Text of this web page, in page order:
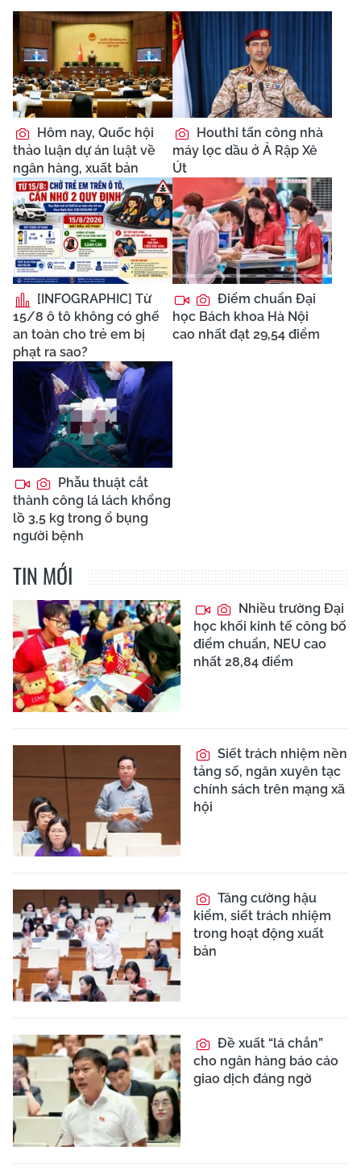
Hôm nay, Quốc hội
thảo luận dự án luật về
ngân hàng, xuất bản
Houthi tấn công nhà
máy lọc dầu ở Ả Rập Xê
Út
[INFOGRAPHIC] Từ
15/8 ô tô không có ghế
an toàn cho trẻ em bị
phạt ra sao?
Điểm chuẩn Đại
học Bách khoa Hà Nội
cao nhất đạt 29,54 điểm
Phẫu thuật cắt
thành công lá lách khổng
lồ 3,5 kg trong ổ bụng
người bệnh
TIN MỚI
Nhiều trường Đại
học khối kinh tế công bố
điểm chuẩn, NEU cao
nhất 28,84 điểm
Siết trách nhiệm nền
tảng số, ngăn xuyên tạc
chính sách trên mạng xã
hội
Tăng cường hậu
kiểm, siết trách nhiệm
trong hoạt động xuất
bản
Đề xuất “lá chắn”
cho ngân hàng báo cáo
giao dịch đáng ngờ